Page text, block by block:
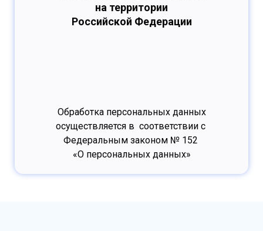
на территории
Российской Федерации
Обработка персональных данных
осуществляется в соответствии с
Федеральным законом № 152
«О персональных данных»